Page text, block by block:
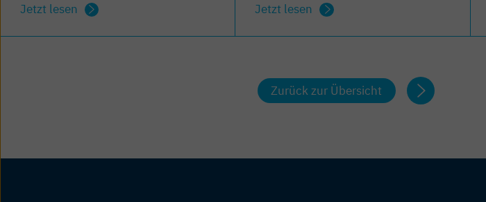
Jetzt lesen Jetzt lesen
Zurück zur Übersicht